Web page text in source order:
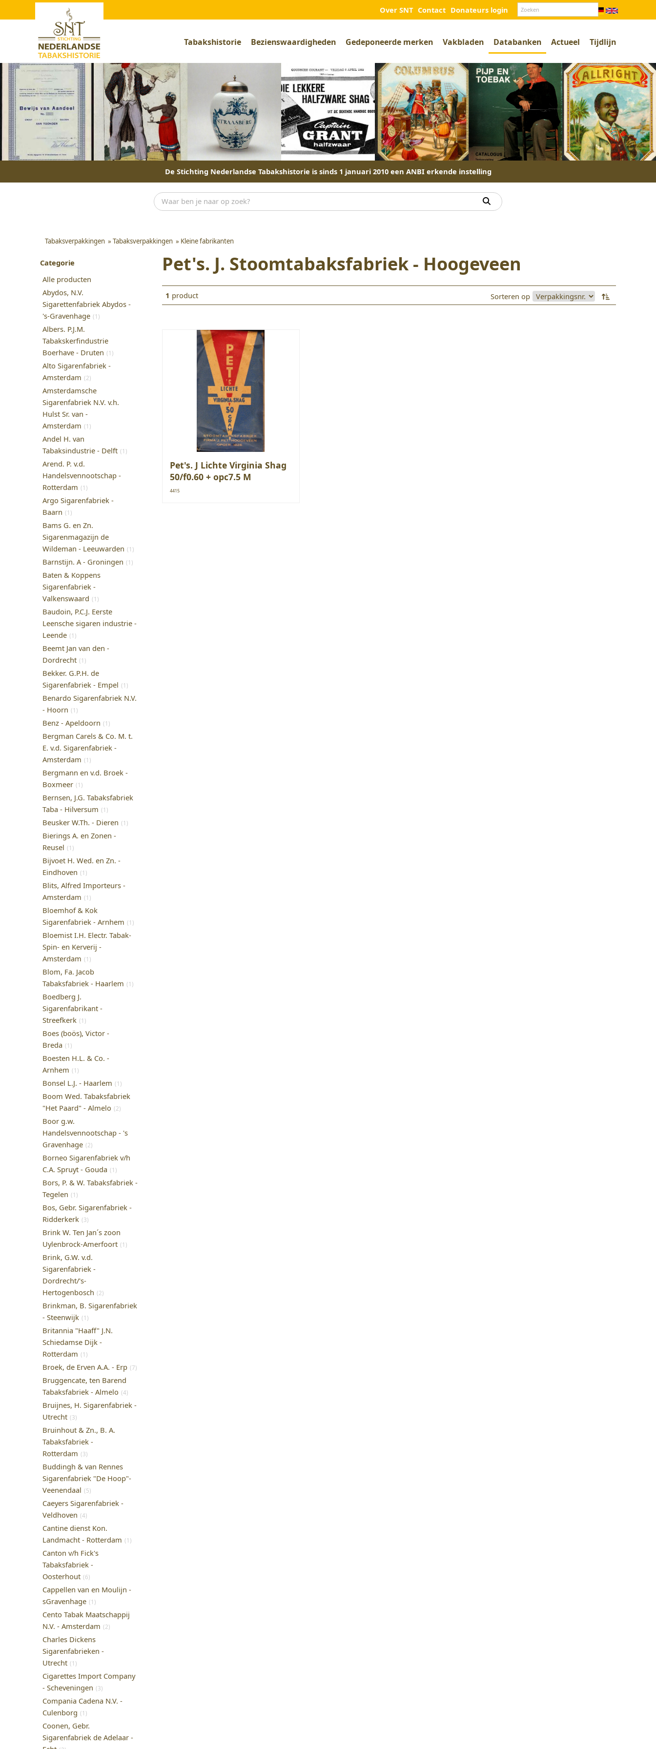
Over SNT Contact Donateurs login
Tabakshistorie Bezienswaardigheden Gedeponeerde merken Vakbladen Databanken Actueel Tijdlijn
De Stichting Nederlandse Tabakshistorie is sinds 1 januari 2010 een ANBI erkende instelling
Tabaksverpakkingen » Tabaksverpakkingen » Kleine fabrikanten
Categorie
Alle producten
Abydos, N.V.
Sigarettenfabriek Abydos -
's-Gravenhage (1)
Albers. P.J.M.
Tabakskerfindustrie
Boerhave - Druten (1)
Alto Sigarenfabriek -
Amsterdam (2)
Amsterdamsche
Sigarenfabriek N.V. v.h.
Hulst Sr. van -
Amsterdam (1)
Andel H. van
Tabaksindustrie - Delft (1)
Arend. P. v.d.
Handelsvennootschap -
Rotterdam (1)
Argo Sigarenfabriek -
Baarn (1)
Bams G. en Zn.
Sigarenmagazijn de
Wildeman - Leeuwarden (1)
Barnstijn. A - Groningen (1)
Baten & Koppens
Sigarenfabriek -
Valkenswaard (1)
Baudoin, P.C.J. Eerste
Leensche sigaren industrie -
Leende (1)
Beemt Jan van den -
Dordrecht (1)
Bekker. G.P.H. de
Sigarenfabriek - Empel (1)
Benardo Sigarenfabriek N.V.
- Hoorn (1)
Benz - Apeldoorn (1)
Bergman Carels & Co. M. t.
E. v.d. Sigarenfabriek -
Amsterdam (1)
Bergmann en v.d. Broek -
Boxmeer (1)
Bernsen, J.G. Tabaksfabriek
Taba - Hilversum (1)
Beusker W.Th. - Dieren (1)
Bierings A. en Zonen -
Reusel (1)
Bijvoet H. Wed. en Zn. -
Eindhoven (1)
Blits, Alfred Importeurs -
Amsterdam (1)
Bloemhof & Kok
Sigarenfabriek - Arnhem (1)
Bloemist I.H. Electr. Tabak-
Spin- en Kerverij -
Amsterdam (1)
Blom, Fa. Jacob
Tabaksfabriek - Haarlem (1)
Boedberg J.
Sigarenfabrikant -
Streefkerk (1)
Boes (boös), Victor -
Breda (1)
Boesten H.L. & Co. -
Arnhem (1)
Bonsel L.J. - Haarlem (1)
Boom Wed. Tabaksfabriek
"Het Paard" - Almelo (2)
Boor g.w.
Handelsvennootschap - 's
Gravenhage (2)
Borneo Sigarenfabriek v/h
C.A. Spruyt - Gouda (1)
Bors, P. & W. Tabaksfabriek -
Tegelen (1)
Bos, Gebr. Sigarenfabriek -
Ridderkerk (3)
Brink W. Ten Jan´s zoon
Uylenbrock-Amerfoort (1)
Brink, G.W. v.d.
Sigarenfabriek -
Dordrecht/'s-
Hertogenbosch (2)
Brinkman, B. Sigarenfabriek
- Steenwijk (1)
Britannia "Haaff" J.N.
Schiedamse Dijk -
Rotterdam (1)
Broek, de Erven A.A. - Erp (7)
Bruggencate, ten Barend
Tabaksfabriek - Almelo (4)
Bruijnes, H. Sigarenfabriek -
Utrecht (3)
Bruinhout & Zn., B. A.
Tabaksfabriek -
Rotterdam (3)
Buddingh & van Rennes
Sigarenfabriek "De Hoop"-
Veenendaal (5)
Caeyers Sigarenfabriek -
Veldhoven (4)
Cantine dienst Kon.
Landmacht - Rotterdam (1)
Canton v/h Fick's
Tabaksfabriek -
Oosterhout (6)
Cappellen van en Moulijn -
sGravenhage (1)
Cento Tabak Maatschappij
N.V. - Amsterdam (2)
Charles Dickens
Sigarenfabrieken -
Utrecht (1)
Cigarettes Import Company
- Scheveningen (3)
Compania Cadena N.V. -
Culenborg (1)
Coonen, Gebr.
Sigarenfabriek de Adelaar -
Pet's. J. Stoomtabaksfabriek - Hoogeveen
1 product Sorteren op
Pet's. J Lichte Virginia Shag
50/f0.60 + opc7.5 M
4415